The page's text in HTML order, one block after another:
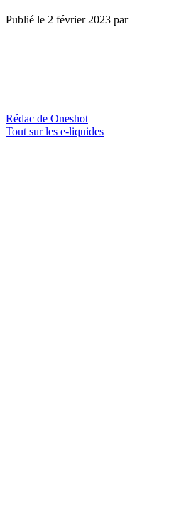
Publié le 2 février 2023 par
Rédac de Oneshot
Tout sur les e-liquides